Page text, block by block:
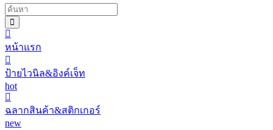
หน้าแรก
ป้ายไวนิล&อิงค์เจ็ท
hot
ฉลากสินค้า&สติกเกอร์
new